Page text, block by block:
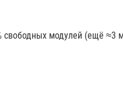
свободных модулей (ещё ≈3